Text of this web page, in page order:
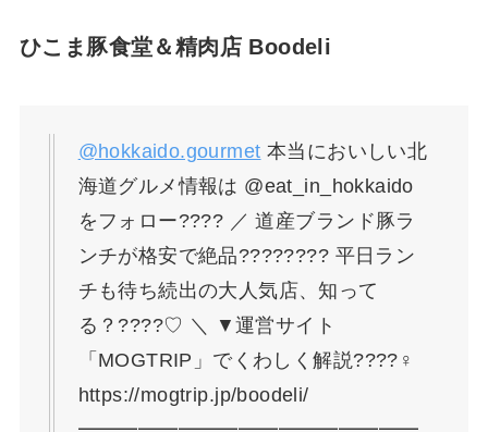
ひこま豚食堂＆精肉店 Boodeli
@hokkaido.gourmet 本当においしい北
海道グルメ情報は @eat_in_hokkaido
をフォロー???? ／ 道産ブランド豚ラ
ンチが格安で絶品???????? 平日ラン
チも待ち続出の大人気店、知って
る？????♡ ＼ ▼運営サイト
「MOGTRIP」でくわしく解説????‍♀️
https://mogtrip.jp/boodeli/